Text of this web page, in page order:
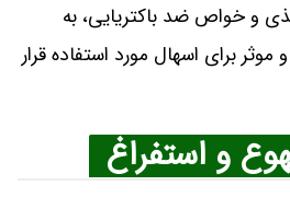
و خواص ضد باکتریایی، به
برای اسهال مورد استفاده قرار
و استفراغ